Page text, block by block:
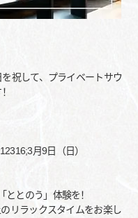
祝して、プライベートサウ
月9日（日）
とのう」体験を！
リラックスタイムをお楽し